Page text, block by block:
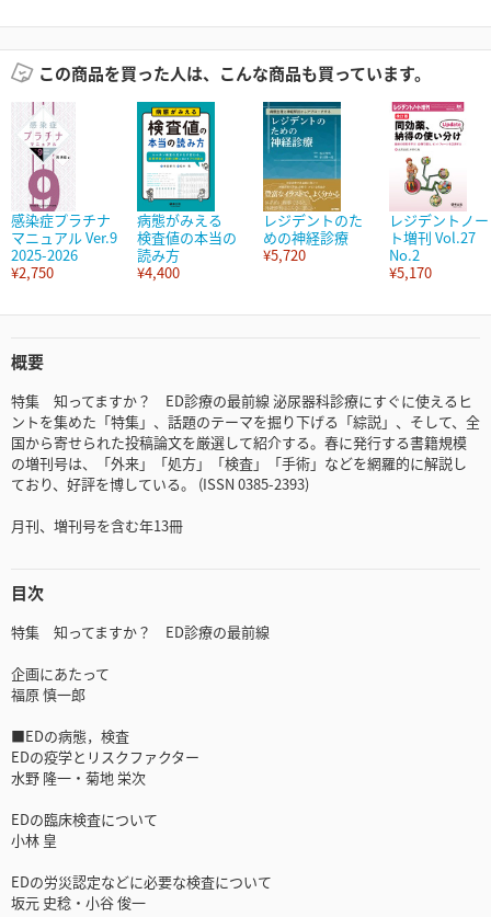
この商品を買った人は、こんな商品も買っています。
感染症プラチナ
マニュアル Ver.9
2025-2026
¥2,750
病態がみえる
検査値の本当の
読み方
¥4,400
レジデントのた
めの神経診療
¥5,720
レジデントノー
ト増刊 Vol.27
No.2
¥5,170
概要
特集 知ってますか？ ED診療の最前線 泌尿器科診療にすぐに使えるヒ
ントを集めた「特集」、話題のテーマを掘り下げる「綜説」、そして、全
国から寄せられた投稿論文を厳選して紹介する。春に発行する書籍規模
の増刊号は、「外来」「処方」「検査」「手術」などを網羅的に解説し
ており、好評を博している。 (ISSN 0385-2393)
月刊、増刊号を含む年13冊
目次
特集 知ってますか？ ED診療の最前線
企画にあたって
福原 慎一郎
■EDの病態，検査
EDの疫学とリスクファクター
水野 隆一・菊地 栄次
EDの臨床検査について
小林 皇
EDの労災認定などに必要な検査について
坂元 史稔・小谷 俊一